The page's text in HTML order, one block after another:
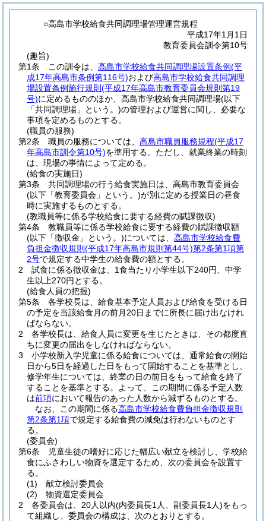
○高島市学校給食共同調理場管理運営規程
平成17年1月1日
教育委員会訓令第10号
(趣旨)
第1条
この訓令は、 高島市学校給食共同調理場設置条例(平
成17年高島市条例第116号)および高島市学校給食共同調理
場設置条例施行規則 (平成17年高島市教育委員会規則第19
号)に定めるもののほか、高島市学校給食共同調理場(以下
「共同調理場」という。)の管理および運営に関し、必要な
事項を定めるものとする。
(職員の服務)
第2条
職員の服務については、 高島市職員服務規程(平成17
年高島市訓令第10号)を準用する。 ただし、就業終業の時刻
は、現場の事情によって定める。
(給食の実施日)
第3条
共同調理場の行う給食実施日は、高島市教育委員会
(以下「教育委員会」という。)が別に定める授業日の昼食
時に実施するものとする。
(教職員等に係る学校給食に要する経費の賦課徴収)
第4条
教職員等に係る学校給食に要する経費の賦課徴収額
(以下「徴収金」という。)については、 高島市学校給食費
負担金徴収規則 (平成17年高島市規則第44号)第2条第1項第
2号で規定する中学生の給食費の額とする。
2
試食に係る徴収金は、1食当たり小学生以下240円、中学
生以上270円とする。
(給食人員の把握)
第5条
各学校長は、給食基本予定人員および給食を受ける日
の予定を当該給食月の前月20日までに所長に届け出なけれ
ばならない。
2
各学校長は、給食人員に変更を生じたときは、その都度直
ちに変更の届出をしなければならない。
3
小学校新入学児童に係る給食については、通常給食の開始
日から5日を経過した日をもって開始することを基準とし、
修学年生については、終業の日の前日をもって給食を終了
することを基準とする。
よって、この期間に係る予定人数
は前項において報告のあった人数から減ずるものとする。
なお、この期間に係る高島市学校給食費負担金徴収規則
第2条第1項で規定する給食費の減免は行わないものとす
る。
(委員会)
第6条
児童生徒の嗜好に応じた幅広い献立を検討し、学校給
食にふさわしい物資を選定するため、次の委員会を設置す
る。
(1)
献立検討委員会
(2)
物資選定委員会
2
各委員会は、20人以内(内委員長1人、副委員長1人)をもっ
て組織し、委員会の構成は、次のとおりとする。